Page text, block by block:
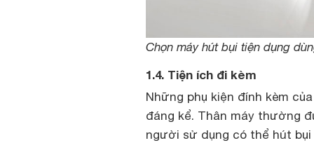
Chọn máy hút bụi tiện dụng
1.4. Tiện ích đi kèm
Những phụ kiện đính kèm
đáng kể. Thân máy thường
người sử dụng có thể hút bụi